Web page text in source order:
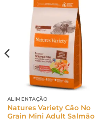
ALIMENTAÇÃO
Natures Variety Cão No
Grain Mini Adult Salmão